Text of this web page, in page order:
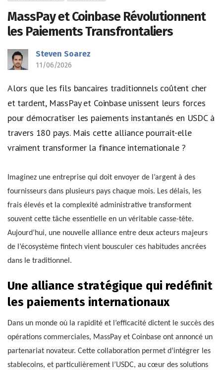
MassPay et Coinbase Révolutionnent
les Paiements Transfrontaliers
Steven Soarez
11/06/2026
Alors que les fils bancaires traditionnels coûtent cher
et tardent, MassPay et Coinbase unissent leurs forces
pour démocratiser les paiements instantanés en USDC à
travers 180 pays. Mais cette alliance pourrait-elle
vraiment transformer la finance internationale ?
Imaginez une entreprise qui doit envoyer de l’argent à des
fournisseurs dans plusieurs pays chaque mois. Les délais, les
frais élevés et la complexité administrative transforment
souvent cette tâche essentielle en un véritable casse-tête.
Aujourd’hui, une nouvelle alliance entre deux acteurs majeurs
de l’écosystème fintech vient bousculer ces habitudes ancrées
dans le traditionnel.
Une alliance stratégique qui redéfinit
les paiements internationaux
Dans un monde où la rapidité et l’efficacité dictent le succès des
opérations commerciales, MassPay et Coinbase ont annoncé un
partenariat novateur. Cette collaboration permet d’intégrer les
stablecoins, et particulièrement l’USDC, au cœur des solutions